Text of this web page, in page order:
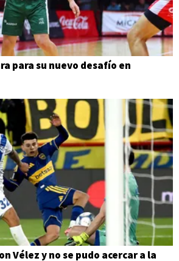
para su nuevo desafío en
Vélez y no se pudo acercar a la